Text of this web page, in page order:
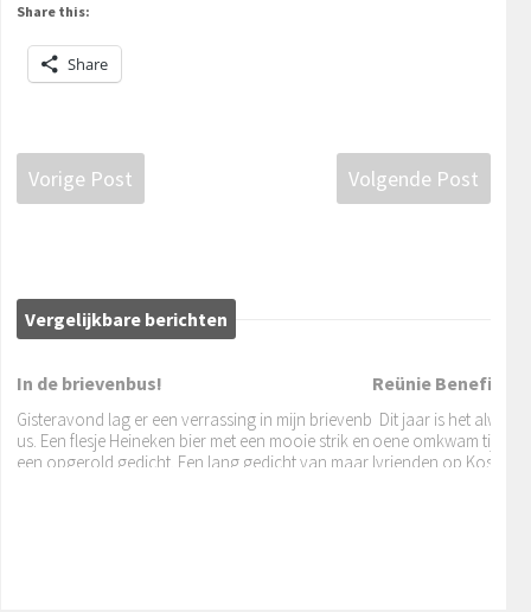
Share this:
Share
Vorige Post Volgende Post
Vergelijkbare berichten
In de brievenbus!
Gisteravond lag er een verrassing in mijn brievenb
us. Een flesje Heineken bier met een mooie strik en
een opgerold gedicht. Een lang gedicht van maar
Reünie Benefiet
Dit jaar is het alweer
oene omkwam
lvrienden op Kos.